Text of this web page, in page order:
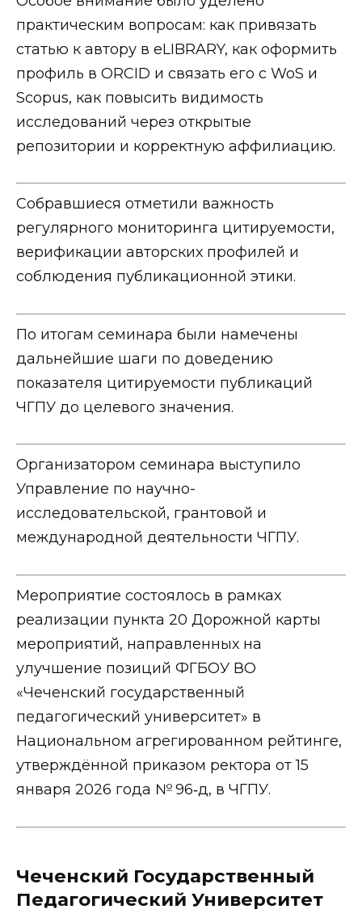
практическим вопросам: как привязать
статью к автору в eLIBRARY, как оформить
профиль в ORCID и связать его с WoS и
Scopus, как повысить видимость
исследований через открытые
репозитории и корректную аффилиацию.
Собравшиеся отметили важность
регулярного мониторинга цитируемости,
верификации авторских профилей и
соблюдения публикационной этики.
По итогам семинара были намечены
дальнейшие шаги по доведению
показателя цитируемости публикаций
ЧГПУ до целевого значения.
Организатором семинара выступило
Управление по научно-
исследовательской, грантовой и
международной деятельности ЧГПУ.
Мероприятие состоялось в рамках
реализации пункта 20 Дорожной карты
мероприятий, направленных на
улучшение позиций ФГБОУ ВО
«Чеченский государственный
педагогический университет» в
Национальном агрегированном рейтинге,
утверждённой приказом ректора от 15
января 2026 года № 96‑д, в ЧГПУ.
Чеченский Государственный
Педагогический Университет